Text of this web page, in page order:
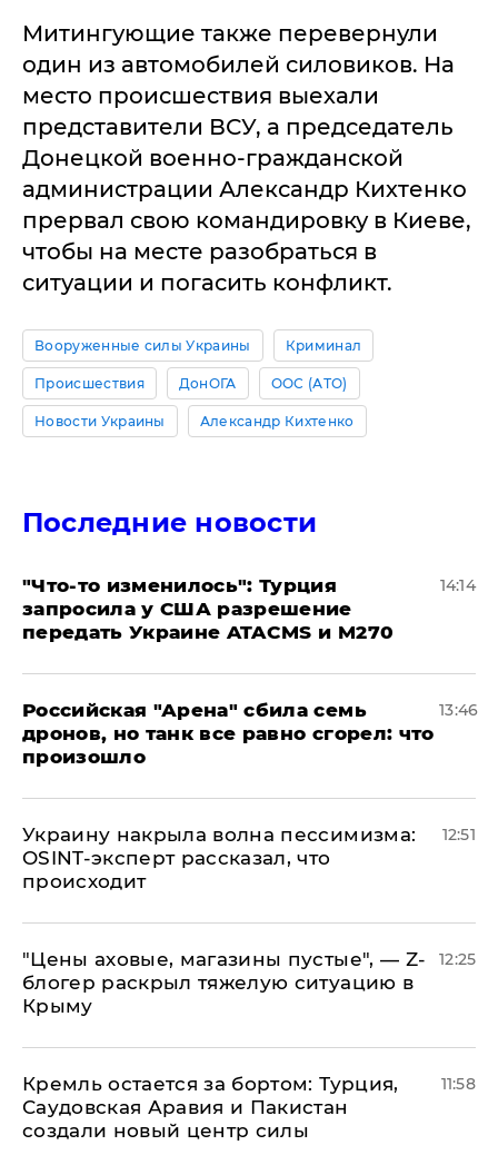
Митингующие также перевернули
один из автомобилей силовиков. На
место происшествия выехали
представители ВСУ, а председатель
Донецкой военно-гражданской
администрации Александр Кихтенко
прервал свою командировку в Киеве,
чтобы на месте разобраться в
ситуации и погасить конфликт.
Вооруженные силы Украины Криминал
Происшествия ДонОГА ООС (АТО)
Новости Украины Александр Кихтенко
Последние новости
​"Что-то изменилось": Турция
запросила у США разрешение
передать Украине ATACMS и M270
14:14
​Российская "Арена" сбила семь
дронов, но танк все равно сгорел: что
произошло
13:46
​Украину накрыла волна пессимизма:
OSINT-эксперт рассказал, что
происходит
12:51
​"Цены аховые, магазины пустые", — Z-
блогер раскрыл тяжелую ситуацию в
Крыму
12:25
​Кремль остается за бортом: Турция,
Саудовская Аравия и Пакистан
создали новый центр силы
11:58